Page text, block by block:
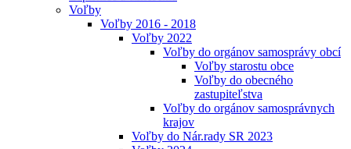
Voľby
Voľby 2016 - 2018
Voľby 2022
Voľby do orgánov samosprávy obcí
Voľby starostu obce
Voľby do obecného
zastupiteľstva
Voľby do orgánov samosprávnych
krajov
Voľby do Nár.rady SR 2023